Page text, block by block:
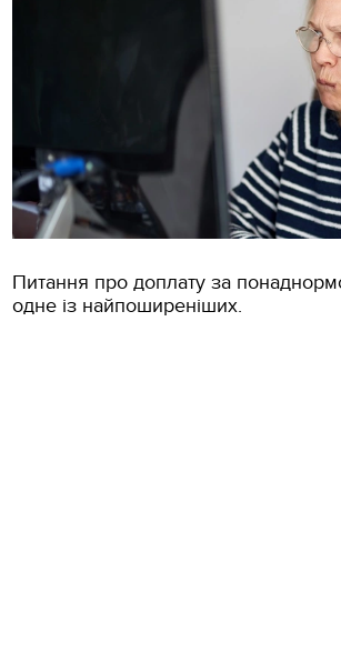
Питання про доплату за
одне із найпоширеніших.